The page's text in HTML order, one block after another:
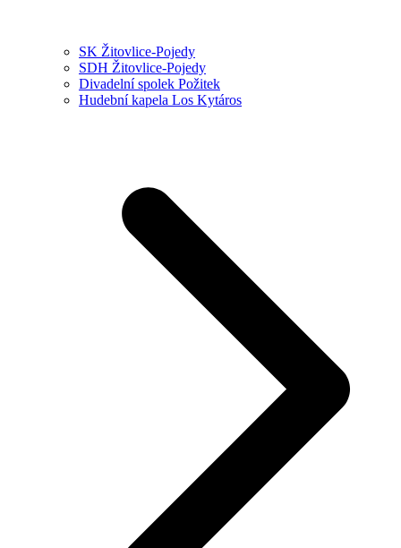
SK Žitovlice-Pojedy
SDH Žitovlice-Pojedy
Divadelní spolek Požitek
Hudební kapela Los Kytáros